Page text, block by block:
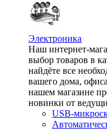
Электроника
Наш интернет-
выбор товаров в
найдёте все
вашего дома,
нашем магазине
новинки от
USB-